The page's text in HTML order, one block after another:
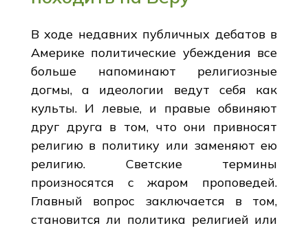
В ходе недавних публичных дебатов в
Америке политические убеждения все
больше напоминают религиозные
догмы, а идеологии ведут себя как
культы. И левые, и правые обвиняют
друг друга в том, что они привносят
религию в политику или заменяют ею
религию. Светские термины
произносятся с жаром проповедей.
Главный вопрос заключается в том,
становится ли политика религией или